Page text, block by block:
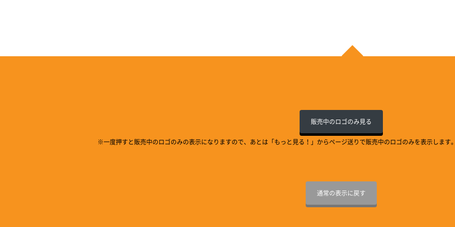
販売中のロゴのみ見る
※一度押すと販売中のロゴのみの表示になりますので、あとは「もっと見る！」からページ送りで販売中のロゴのみを表示します
通常の表示に戻す